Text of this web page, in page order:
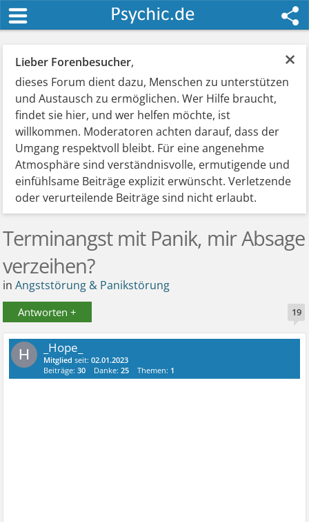
×
Lieber Forenbesucher,
dieses Forum dient dazu, Menschen zu unterstützen
und Austausch zu ermöglichen. Wer Hilfe braucht,
findet sie hier, und wer helfen möchte, ist
willkommen. Moderatoren achten darauf, dass der
Umgang respektvoll bleibt. Für eine angenehme
Atmosphäre sind verständnisvolle, ermutigende und
einfühlsame Beiträge explizit erwünscht. Verletzende
oder verurteilende Beiträge sind nicht erlaubt.
Terminangst mit Panik, mir Absage
verzeihen?
inAngststörung & Panikstörung
Antworten + 19
H _Hope_
Mitglied seit:02.01.2023
Beiträge:30 Danke:25 Themen: 1